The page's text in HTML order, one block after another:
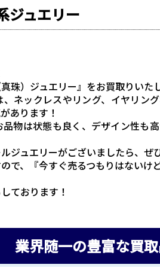
ジュエリー
珠）ジュエリー』をお買取りいた
ネックレスやリング、イヤリン
あります！
物は状態も良く、デザイン性も
ジュエリーがございましたら、ぜ
で、『今すぐ売るつもりはないけ
ております！
業界随一の豊富な買